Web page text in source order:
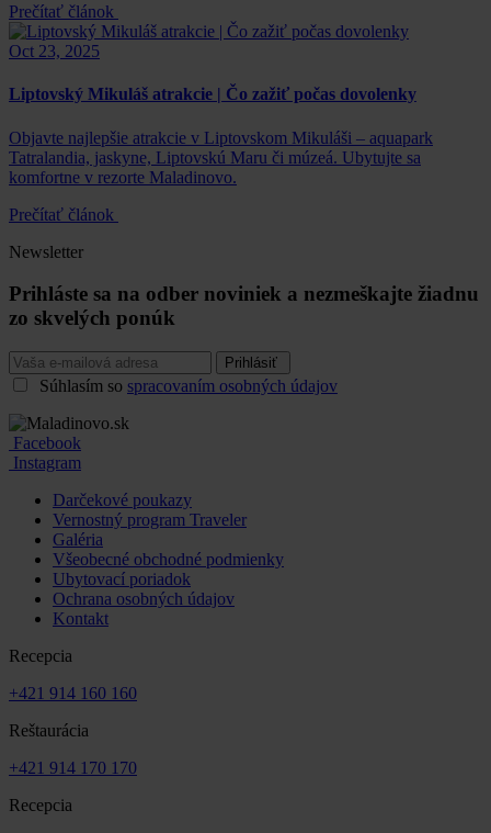
Prečítať článok
Oct 23, 2025
Liptovský Mikuláš atrakcie | Čo zažiť počas dovolenky
Objavte najlepšie atrakcie v Liptovskom Mikuláši – aquapark
Tatralandia, jaskyne, Liptovskú Maru či múzeá. Ubytujte sa
komfortne v rezorte Maladinovo.
Prečítať článok
Newsletter
Prihláste sa na odber noviniek a nezmeškajte žiadnu
zo skvelých ponúk
Prihlásiť
Súhlasím so spracovaním osobných údajov
Facebook
Instagram
Darčekové poukazy
Vernostný program Traveler
Galéria
Všeobecné obchodné podmienky
Ubytovací poriadok
Ochrana osobných údajov
Kontakt
Recepcia
+421 914 160 160
Reštaurácia
+421 914 170 170
Recepcia